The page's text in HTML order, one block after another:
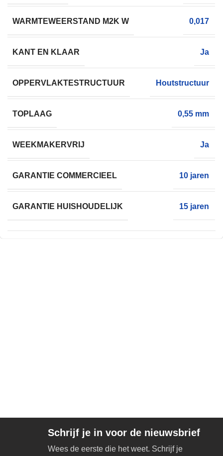
WARMTEWEERSTAND M2K W 0,017
KANT EN KLAAR Ja
OPPERVLAKTESTRUCTUUR Houtstructuur
TOPLAAG 0,55 mm
WEEKMAKERVRIJ Ja
GARANTIE COMMERCIEEL 10 jaren
GARANTIE HUISHOUDELIJK 15 jaren
Schrijf je in voor de nieuwsbrief
Wees de eerste die het weet. Schrijf je